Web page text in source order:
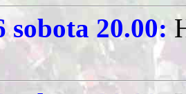
sobota 20.00: